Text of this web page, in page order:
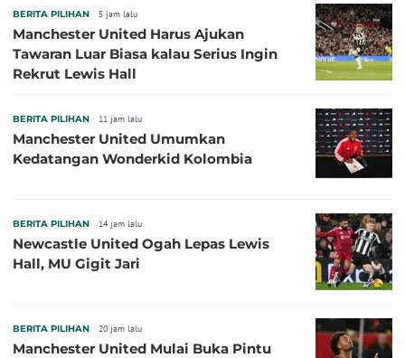
BERITA PILIHAN 5 jam lalu
Manchester United Harus Ajukan
Tawaran Luar Biasa kalau Serius Ingin
Rekrut Lewis Hall
BERITA PILIHAN 11 jam lalu
Manchester United Umumkan
Kedatangan Wonderkid Kolombia
BERITA PILIHAN 14 jam lalu
Newcastle United Ogah Lepas Lewis
Hall, MU Gigit Jari
BERITA PILIHAN 20 jam lalu
Manchester United Mulai Buka Pintu